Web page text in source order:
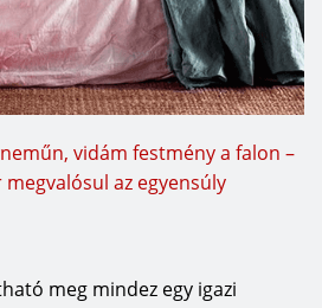
vidám festmény a falon –
az egyensúly
meg mindez egy igazi